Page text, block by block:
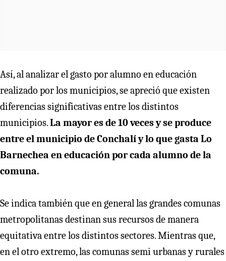
Así, al analizar el gasto por alumno en educación
realizado por los municipios, se apreció que existen
diferencias significativas entre los distintos
municipios.La mayor es de 10 veces y se produce
entre el municipio de Conchalí y lo que gasta Lo
Barnechea en educación por cada alumno de la
comuna.
Se indica también que en general las grandes comunas
metropolitanas destinan sus recursos de manera
equitativa entre los distintos sectores. Mientras que,
en el otro extremo, las comunas semi urbanas y rurales